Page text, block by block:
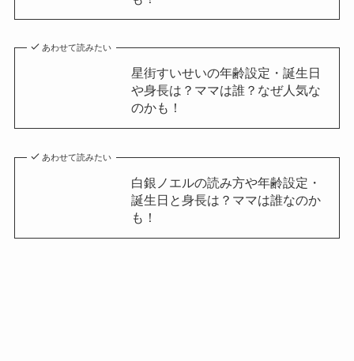
あわせて読みたい
星街すいせいの年齢設定・誕生日
や身長は？ママは誰？なぜ人気な
のかも！
あわせて読みたい
白銀ノエルの読み方や年齢設定・
誕生日と身長は？ママは誰なのか
も！